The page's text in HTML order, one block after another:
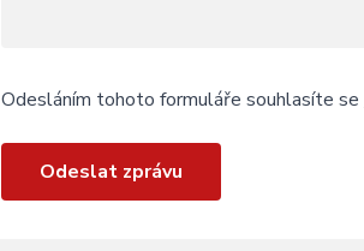
Odesláním tohoto formuláře souhlasíte se
Odeslat zprávu